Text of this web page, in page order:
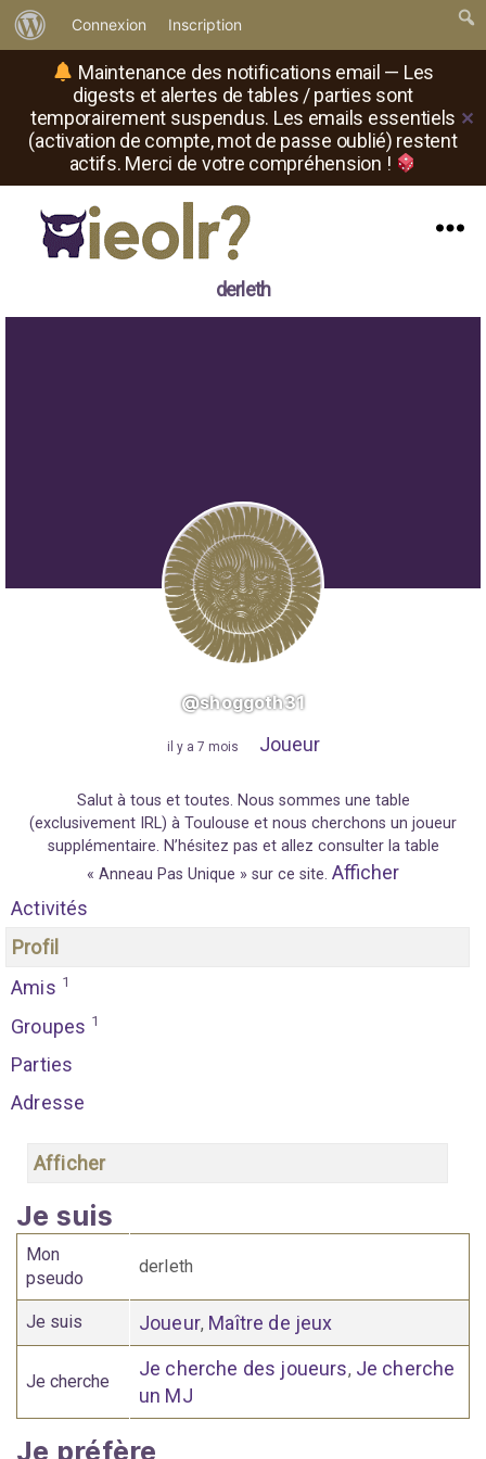
Maintenance des notifications email — Les
digests et alertes de tables / parties sont
temporairement suspendus. Les emails essentiels
(activation de compte, mot de passe oublié) restent
actifs. Merci de votre compréhension !
✕
propos
de
WordPress
Connexion Inscription
où
derleth
@shoggoth31
il y a 7 mois Joueur
Salut à tous et toutes. Nous sommes une table
(exclusivement IRL) à Toulouse et nous cherchons un joueur
supplémentaire. N’hésitez pas et allez consulter la table
« Anneau Pas Unique » sur ce site. Afficher
Activités
Profil
Amis 1
Groupes 1
Parties
Adresse
Afficher
Je suis
Mon
pseudo
derleth
Je suis Joueur, Maître de jeux
Je cherche
Je cherche des joueurs, Je cherche
un MJ
Je préfère